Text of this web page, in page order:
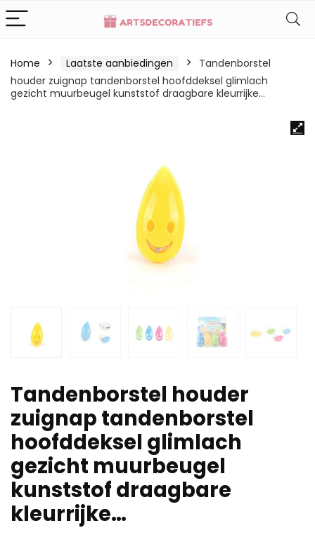
Home Laatste aanbiedingen
Tandenborstel
houder zuignap tandenborstel hoofddeksel glimlach
gezicht muurbeugel kunststof draagbare kleurrijke…
Tandenborstel houder
zuignap tandenborstel
hoofddeksel glimlach
gezicht muurbeugel
kunststof draagbare
kleurrijke…